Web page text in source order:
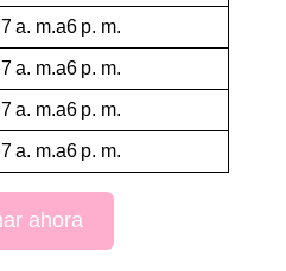
7 a. m.a6 p. m.
7 a. m.a6 p. m.
7 a. m.a6 p. m.
7 a. m.a6 p. m.
ahora